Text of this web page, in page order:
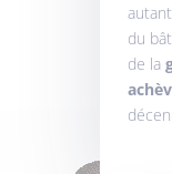
du
de la